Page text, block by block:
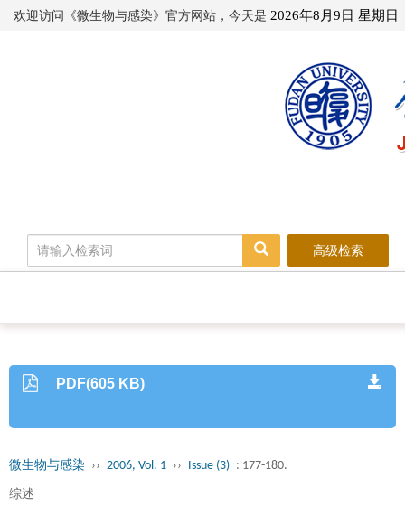
欢迎访问《微生物与感染》官方网站，今天是 2026年8月9日 星期日
高级检索
PDF(605 KB)
微生物与感染 ›› 2006, Vol. 1 ›› Issue (3) : 177-180.
综述